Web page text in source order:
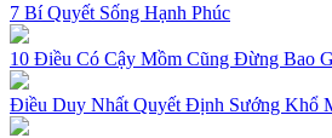
7 Bí Quyết Sống Hạnh Phúc
10 Điều Có Cậy Mồm Cũng Đừng Bao
Điều Duy Nhất Quyết Định Sướng Khổ